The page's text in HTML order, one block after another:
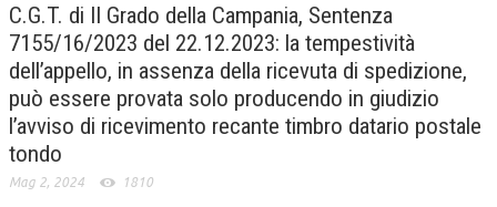
C.G.T. di II Grado della Campania, Sentenza
7155/16/2023 del 22.12.2023: la tempestività
dell’appello, in assenza della ricevuta di spedizione,
può essere provata solo producendo in giudizio
l’avviso di ricevimento recante timbro datario postale
tondo
Mag 2, 2024 1810